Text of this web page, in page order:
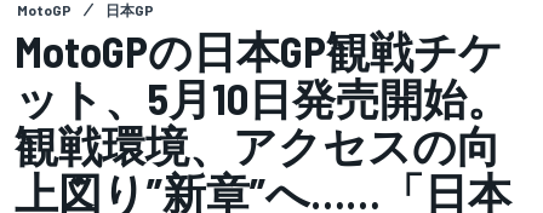
MotoGP 日本GP
MotoGPの日本GP観戦チケ
ット、5月10日発売開始。
観戦環境、アクセスの向
上図り”新章”へ……「日本